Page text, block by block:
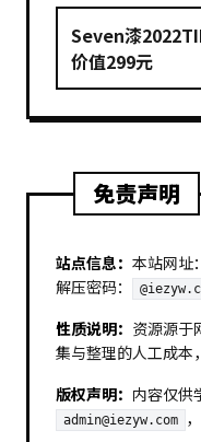
Seven漆
价值299元
免责声明
站点信息： 本站网址：
解压密码：
性质说明： 资源源于
集与整理的人工成本
版权声明： 内容仅供
admin@iezyw.com